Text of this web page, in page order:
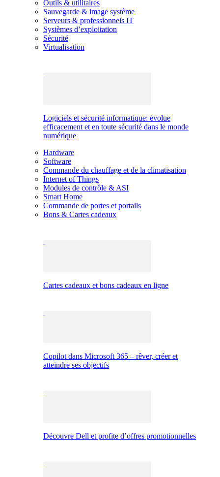
Outils & utilitaires
Sauvegarde & image système
Serveurs & professionnels IT
Systèmes d’exploitation
Sécurité
Virtualisation
Logiciels et sécurité informatique: évolue
efficacement et en toute sécurité dans le monde
numérique
Hardware
Software
Commande du chauffage et de la climatisation
Internet of Things
Modules de contrôle & ASI
Smart Home
Commande de portes et portails
Bons & Cartes cadeaux
Cartes cadeaux et bons cadeaux en ligne
Copilot dans Microsoft 365 – rêver, créer et
atteindre ses objectifs
Découvre Dell et profite d’offres promotionnelles